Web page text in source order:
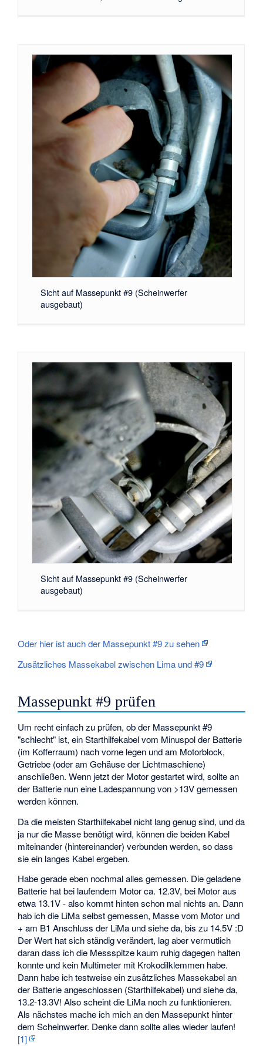
Sicht auf Massepunkt #9 (Scheinwerfer
ausgebaut)
Sicht auf Massepunkt #9 (Scheinwerfer
ausgebaut)
Oder hier ist auch der Massepunkt #9 zu sehen
Zusätzliches Massekabel zwischen Lima und #9
Massepunkt #9 prüfen
Um recht einfach zu prüfen, ob der Massepunkt #9
"schlecht" ist, ein Starthilfekabel vom Minuspol der Batterie
(im Kofferraum) nach vorne legen und am Motorblock,
Getriebe (oder am Gehäuse der Lichtmaschiene)
anschließen. Wenn jetzt der Motor gestartet wird, sollte an
der Batterie nun eine Ladespannung von >13V gemessen
werden können.
Da die meisten Starthilfekabel nicht lang genug sind, und da
ja nur die Masse benötigt wird, können die beiden Kabel
miteinander (hintereinander) verbunden werden, so dass
sie ein langes Kabel ergeben.
Habe gerade eben nochmal alles gemessen. Die geladene
Batterie hat bei laufendem Motor ca. 12.3V, bei Motor aus
etwa 13.1V - also kommt hinten schon mal nichts an. Dann
hab ich die LiMa selbst gemessen, Masse vom Motor und
+ am B1 Anschluss der LiMa und siehe da, bis zu 14.5V :D
Der Wert hat sich ständig verändert, lag aber vermutlich
daran dass ich die Messspitze kaum ruhig dagegen halten
konnte und kein Multimeter mit Krokodilklemmen habe.
Dann habe ich testweise ein zusätzliches Massekabel an
der Batterie angeschlossen (Starthilfekabel) und siehe da,
13.2-13.3V! Also scheint die LiMa noch zu funktionieren.
Als nächstes mache ich mich an den Massepunkt hinter
dem Scheinwerfer. Denke dann sollte alles wieder laufen!
[1]